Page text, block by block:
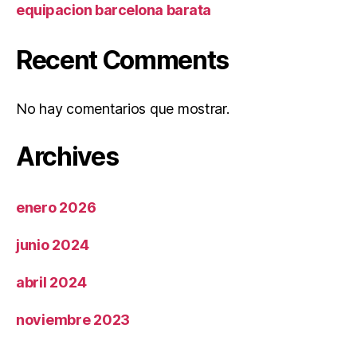
equipacion barcelona barata
Recent Comments
No hay comentarios que mostrar.
Archives
enero 2026
junio 2024
abril 2024
noviembre 2023